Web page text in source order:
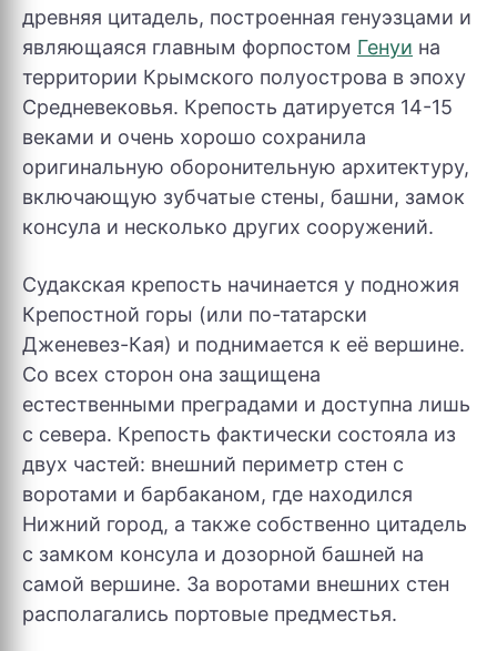
древняя цитадель, построенная генуэзцами и
являющаяся главным форпостом Генуи на
территории Крымского полуострова в эпоху
Средневековья. Крепость датируется 14-15
веками и очень хорошо сохранила
оригинальную оборонительную архитектуру,
включающую зубчатые стены, башни, замок
консула и несколько других сооружений.
Судакская крепость начинается у подножия
Крепостной горы (или по-татарски
Дженевез-Кая) и поднимается к её вершине.
Со всех сторон она защищена
естественными преградами и доступна лишь
с севера. Крепость фактически состояла из
двух частей: внешний периметр стен с
воротами и барбаканом, где находился
Нижний город, а также собственно цитадель
с замком консула и дозорной башней на
самой вершине. За воротами внешних стен
располагались портовые предместья.